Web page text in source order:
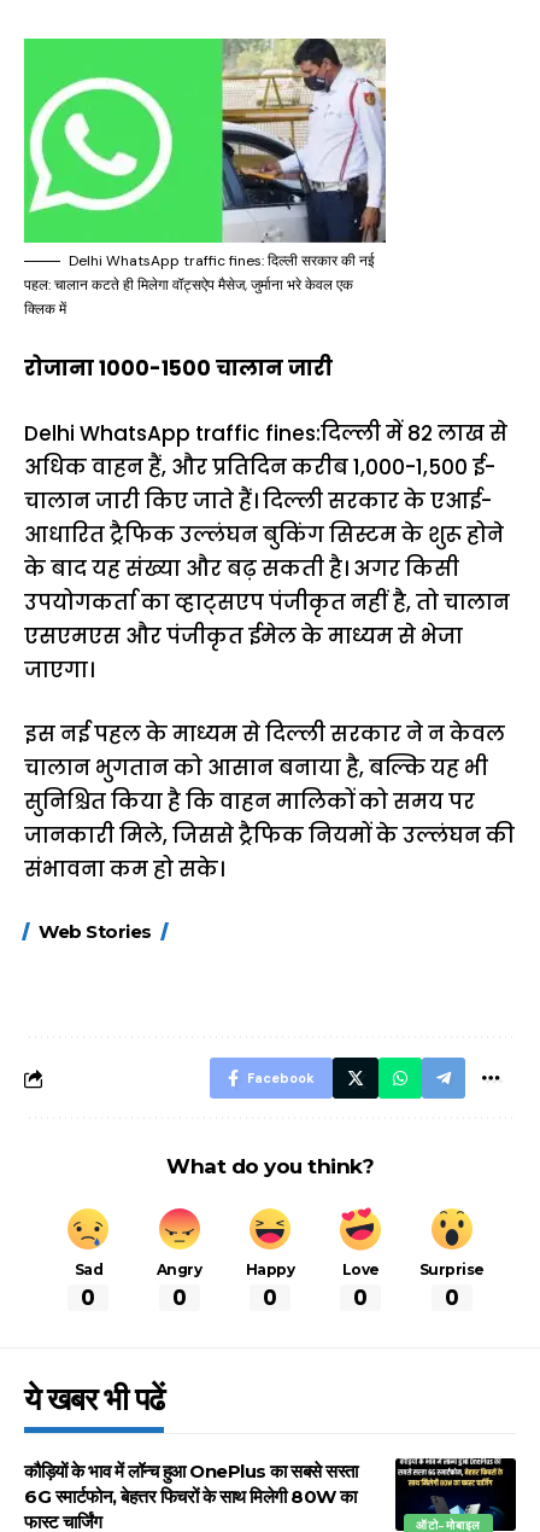
Delhi WhatsApp traffic fines: दिल्ली सरकार की नई
पहल: चालान कटते ही मिलेगा वॉट्सऐप मैसेज, जुर्माना भरे केवल एक
क्लिक में
रोजाना 1000-1500 चालान जारी
Delhi WhatsApp traffic fines:दिल्ली में 82 लाख से
अधिक वाहन हैं, और प्रतिदिन करीब 1,000-1,500 ई-
चालान जारी किए जाते हैं। दिल्ली सरकार के एआई-
आधारित ट्रैफिक उल्लंघन बुकिंग सिस्टम के शुरू होने
के बाद यह संख्या और बढ़ सकती है। अगर किसी
उपयोगकर्ता का व्हाट्सएप पंजीकृत नहीं है, तो चालान
एसएमएस और पंजीकृत ईमेल के माध्यम से भेजा
जाएगा।
इस नई पहल के माध्यम से दिल्ली सरकार ने न केवल
चालान भुगतान को आसान बनाया है, बल्कि यह भी
सुनिश्चित किया है कि वाहन मालिकों को समय पर
जानकारी मिले, जिससे ट्रैफिक नियमों के उल्लंघन की
संभावना कम हो सके।
Web Stories
FASTag के ये नए
Facebook
What do you think?
Sad
0
Angry
0
Happy
0
Love
0
Surprise
0
ये खबर भी पढें
ऑटो-मोबाइल
कौड़ियों के भाव में लॉन्च हुआ OnePlus का सबसे सस्ता
6G स्मार्टफोन, बेहत्तर फिचरों के साथ मिलेगी 80W का
फास्ट चार्जिंग